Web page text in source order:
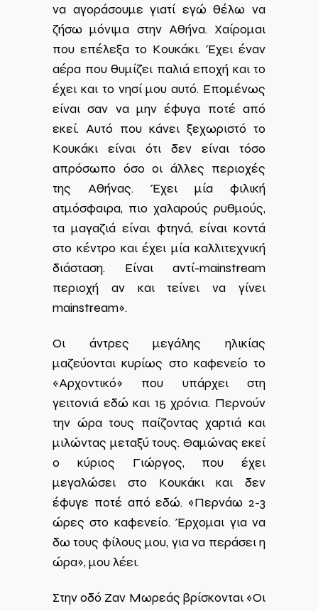
να αγοράσουμε γιατί εγώ θέλω να
ζήσω μόνιμα στην Αθήνα. Χαίρομαι
που επέλεξα το Κουκάκι. Έχει έναν
αέρα που θυμίζει παλιά εποχή και το
έχει και το νησί μου αυτό. Επομένως
είναι σαν να μην έφυγα ποτέ από
εκεί. Αυτό που κάνει ξεχωριστό το
Κουκάκι είναι ότι δεν είναι τόσο
απρόσωπο όσο οι άλλες περιοχές
της Αθήνας. Έχει μία φιλική
ατμόσφαιρα, πιο χαλαρούς ρυθμούς,
τα μαγαζιά είναι φτηνά, είναι κοντά
στο κέντρο και έχει μία καλλιτεχνική
διάσταση. Είναι αντί-mainstream
περιοχή αν και τείνει να γίνει
mainstream».
Οι άντρες μεγάλης ηλικίας
μαζεύονται κυρίως στο καφενείο το
«Αρχοντικό» που υπάρχει στη
γειτονιά εδώ και 15 χρόνια. Περνούν
την ώρα τους παίζοντας χαρτιά και
μιλώντας μεταξύ τους. Θαμώνας εκεί
ο κύριος Γιώργος, που έχει
μεγαλώσει στο Κουκάκι και δεν
έφυγε ποτέ από εδώ. «Περνάω 2-3
ώρες στο καφενείο. Έρχομαι για να
δω τους φίλους μου, για να περάσει η
ώρα», μου λέει.
Στην οδό Ζαν Μωρεάς βρίσκονται «Οι